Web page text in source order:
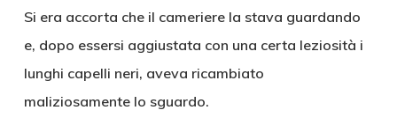
Si era accorta che il cameriere la stava guardando
e, dopo essersi aggiustata con una certa leziosità i
lunghi capelli neri, aveva ricambiato
maliziosamente lo sguardo.